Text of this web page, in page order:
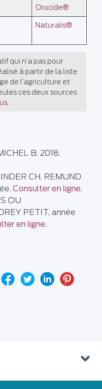
Orocide®
Naturalis®
qui n’a pas pour
à partir de la liste
de l’agriculture et
ces deux sources
B. 2018.
CH. REMUND
Consulter en ligne.
OU
PETIT, année
en ligne.